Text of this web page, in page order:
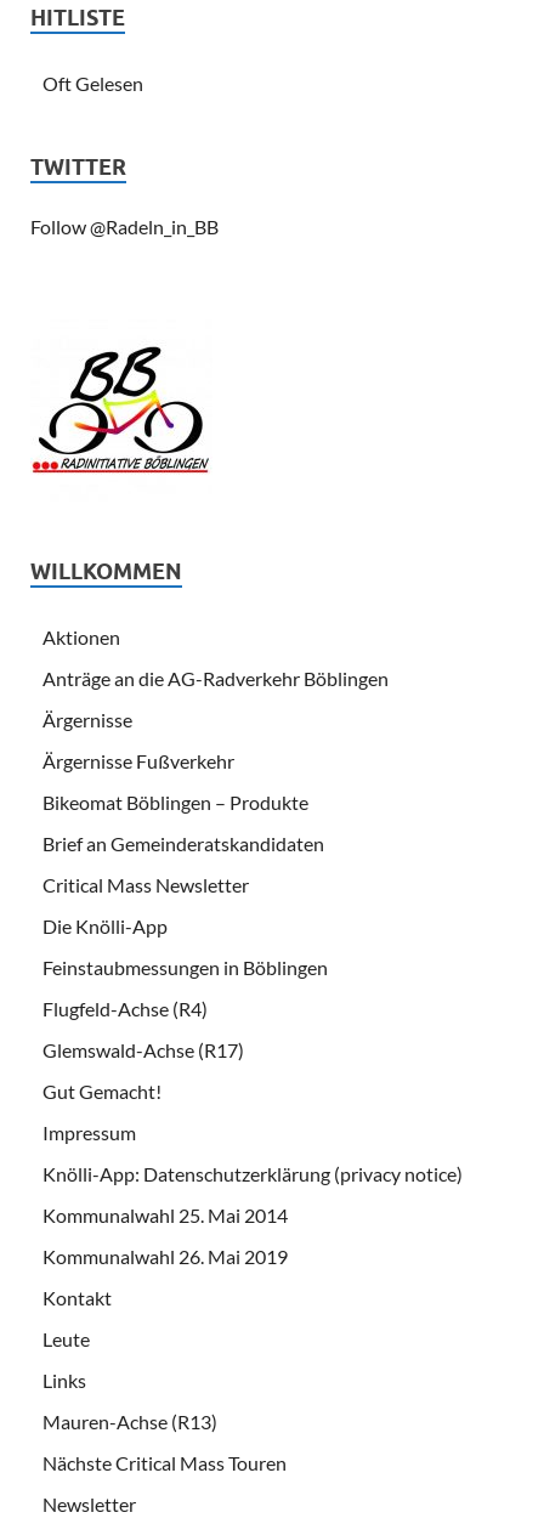
HITLISTE
Oft Gelesen
TWITTER
Follow @Radeln_in_BB
WILLKOMMEN
Aktionen
Anträge an die AG-Radverkehr Böblingen
Ärgernisse
Ärgernisse Fußverkehr
Bikeomat Böblingen – Produkte
Brief an Gemeinderatskandidaten
Critical Mass Newsletter
Die Knölli-App
Feinstaubmessungen in Böblingen
Flugfeld-Achse (R4)
Glemswald-Achse (R17)
Gut Gemacht!
Impressum
Knölli-App: Datenschutzerklärung (privacy notice)
Kommunalwahl 25. Mai 2014
Kommunalwahl 26. Mai 2019
Kontakt
Leute
Links
Mauren-Achse (R13)
Nächste Critical Mass Touren
Newsletter